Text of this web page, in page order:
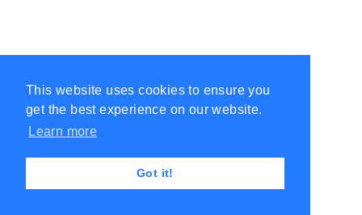
This website uses cookies to ensure you
get the best experience on our website.
Learn more
Got it!